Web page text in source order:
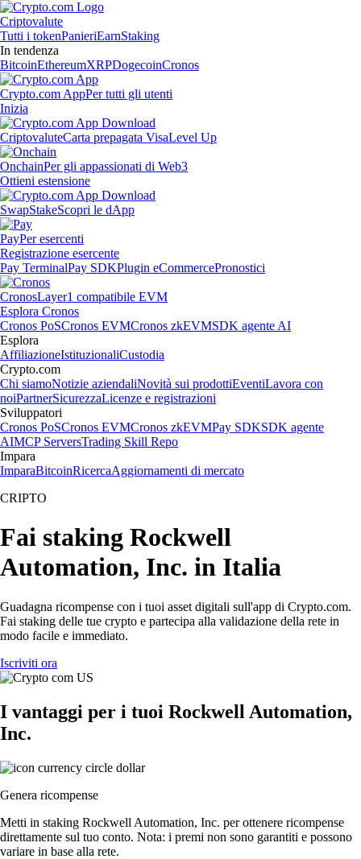
Criptovalute
Tutti i tokenPanieriEarnStaking
In tendenza
BitcoinEthereumXRPDogecoinCronos
Crypto.com AppPer tutti gli utenti
Inizia
CriptovaluteCarta prepagata VisaLevel Up
OnchainPer gli appassionati di Web3
Ottieni estensione
SwapStakeScopri le dApp
PayPer esercenti
Registrazione esercente
Pay TerminalPay SDKPlugin eCommercePronostici
CronosLayer1 compatibile EVM
Esplora Cronos
Cronos PoSCronos EVMCronos zkEVMSDK agente AI
Esplora
AffiliazioneIstituzionaliCustodia
Crypto.com
Chi siamoNotizie aziendaliNovità sui prodottiEventiLavora con
noiPartnerSicurezzaLicenze e registrazioni
Sviluppatori
Cronos PoSCronos EVMCronos zkEVMPay SDKSDK agente
AIMCP ServersTrading Skill Repo
Impara
ImparaBitcoinRicercaAggiornamenti di mercato
CRIPTO
Fai staking Rockwell
Automation, Inc. in Italia
Guadagna ricompense con i tuoi asset digitali sull'app di Crypto.com.
Fai staking delle tue crypto e partecipa alla validazione della rete in
modo facile e immediato.
Iscriviti ora
I vantaggi per i tuoi Rockwell Automation,
Inc.
Genera ricompense
Metti in staking Rockwell Automation, Inc. per ottenere ricompense
direttamente sul tuo conto. Nota: i premi non sono garantiti e possono
variare in base alla rete.